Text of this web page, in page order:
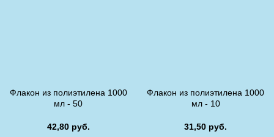
Флакон из полиэтилена 1000
мл - 50
42,80 руб.
Флакон из полиэтилена 1000
мл - 10
31,50 руб.